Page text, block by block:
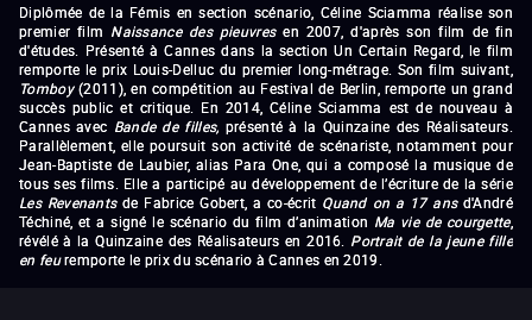
Diplômée de la Fémis en section scénario, Céline Sciamma réalise son
premier film Naissance des pieuvresen 2007, d'après son film de fin
d'études. Présenté à Cannes dans la section Un Certain Regard, le film
remporte le prix Louis-Delluc du premier long-métrage. Son film suivant,
Tomboy(2011), en compétition au Festival de Berlin, remporte un grand
succès public et critique. En 2014, Céline Sciamma est de nouveau à
Cannes avec Bande de filles, présenté à la Quinzaine des Réalisateurs.
Parallèlement, elle poursuit son activité de scénariste, notamment pour
Jean-Baptiste de Laubier, alias Para One, qui a composé la musique de
tous ses films. Elle a participé au développement de l’écriture de la série
Les Revenantsde Fabrice Gobert, a co-écrit Quand on a 17 ansd'André
Téchiné, et a signé le scénario du film d’animation Ma vie de courgette,
révélé à la Quinzaine des Réalisateurs en 2016. Portrait de la jeune fille
en feuremporte le prix du scénario à Cannes en 2019.